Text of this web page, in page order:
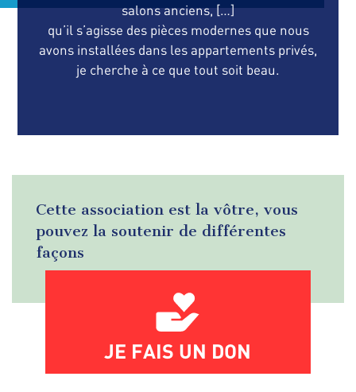
salons anciens, […]
qu’il s’agisse des pièces modernes que nous
avons installées dans les appartements privés,
je cherche à ce que tout soit beau.
Cette association est la vôtre, vous
pouvez la soutenir de différentes
façons
JE FAIS UN DON